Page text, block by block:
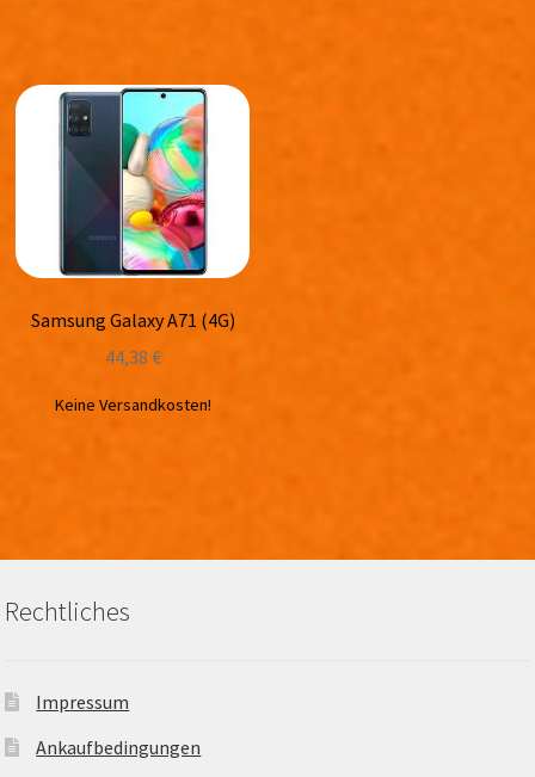
Samsung Galaxy A71 (4G)
44,38 €
Keine Versandkosten!
Rechtliches
Impressum
Ankaufbedingungen